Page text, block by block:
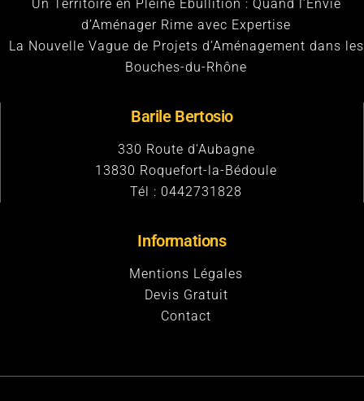
Un Territoire en Pleine Ébullition : Quand l’Envie
d’Aménager Rime avec Expertise
La Nouvelle Vague de Projets d’Aménagement dans les
Bouches-du-Rhône
Barile Bertosio
330 Route d'Aubagne
13830 Roquefort-la-Bédoule
Tél : 0442731828
Informations
Mentions Légales
Devis Gratuit
Contact